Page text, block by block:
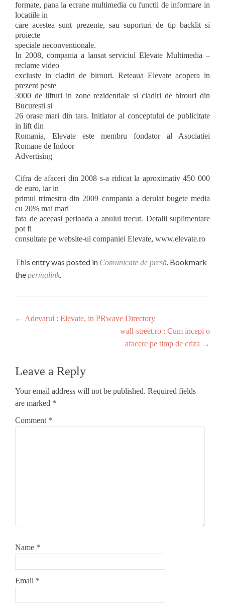
formate, pana la ecrane multimedia cu functii de informare in
locatiile in
care acestea sunt prezente, sau suporturi de tip backlit si
proiecte
speciale neconventionale.
In 2008, compania a lansat serviciul Elevate Multimedia –
reclame video
exclusiv in cladiri de birouri. Reteaua Elevate acopera in
prezent peste
3000 de lifturi in zone rezidentiale si cladiri de birouri din
Bucuresti si
26 orase mari din tara. Initiator al conceptului de publicitate
in lift din
Romania, Elevate este membru fondator al Asociatiei
Romane de Indoor
Advertising
Cifra de afaceri din 2008 s-a ridicat la aproximativ 450 000
de euro, iar in
primul trimestru din 2009 compania a derulat bugete media
cu 20% mai mari
fata de aceeasi perioada a anului trecut. Detalii suplimentare
pot fi
consultate pe website-ul companiei Elevate, www.elevate.ro
This entry was posted in Comunicate de presă. Bookmark
thepermalink.
Post
← Adevarul : Elevate, in PRwave Directory
wall-street.ro : Cum incepi o
afacere pe timp de criza →
Leave a Reply
Your email address will not be published. Required fields
are marked *
Comment *
Name *
Email *